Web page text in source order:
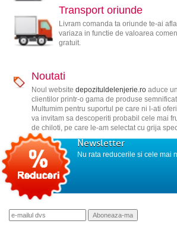
Transport oriunde
Livram comanda ta oriunde te-ai
variaza in functie de valoarea
gratuit.
Noutati
Noul website depozituldelenjerie.roaduce
clientilor printr-o gama de produse
Multumim pentru suportul pe care ni l-ati
va invitam sa descoperiti probabil cele mai
de chiloti, pe care le-am selectat cu grija
Newsletter
Nu rata reducerile si cele mai